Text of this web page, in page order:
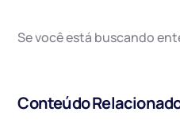
Se você está buscando
Conteúdo